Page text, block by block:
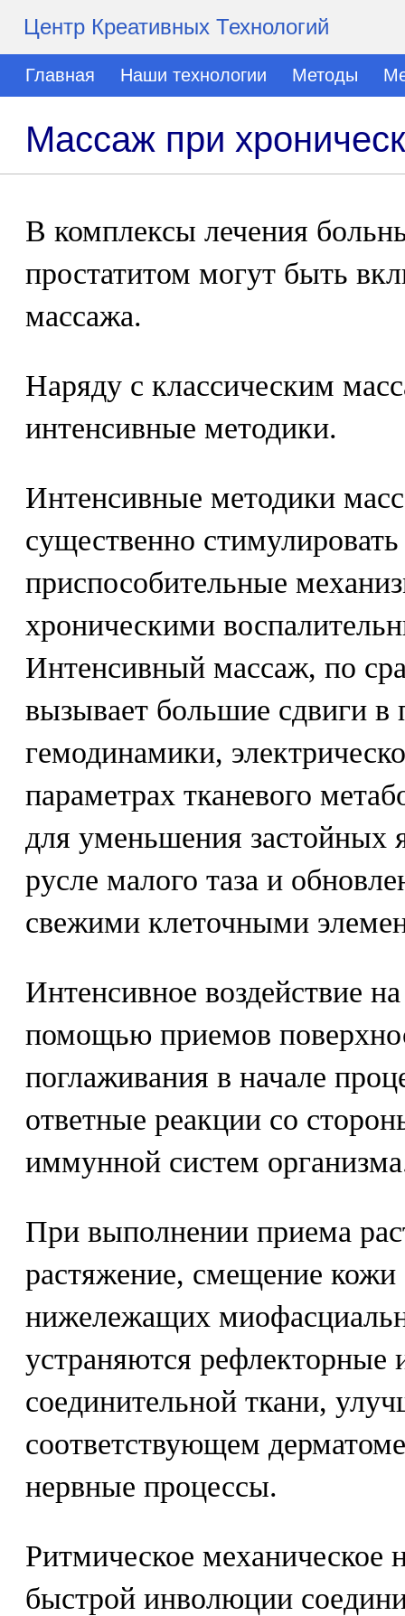
Центр Креативных Технологий
Главная Наши технологии Методы
Массаж при
В комплексы лечения
простатитом могут быть
массажа.
Наряду с классическим
интенсивные методики.
Интенсивные методики
существенно
приспособительные
хроническими
Интенсивный массаж, по
вызывает большие сдвиги в
гемодинамики,
параметрax тканевого
для уменьшения застойных
русле малого таза и
свежими клеточными
Интенсивное воздействие
помощью приемов
поглаживания в начале
ответные реакции со
иммунной систем
При выполнении приема
растяжение, смещение кожи
нижележащих
устраняются рефлекторные
соединительной ткани,
соответствующем
нервные процессы.
Ритмическое механическое
быстрой инволюции